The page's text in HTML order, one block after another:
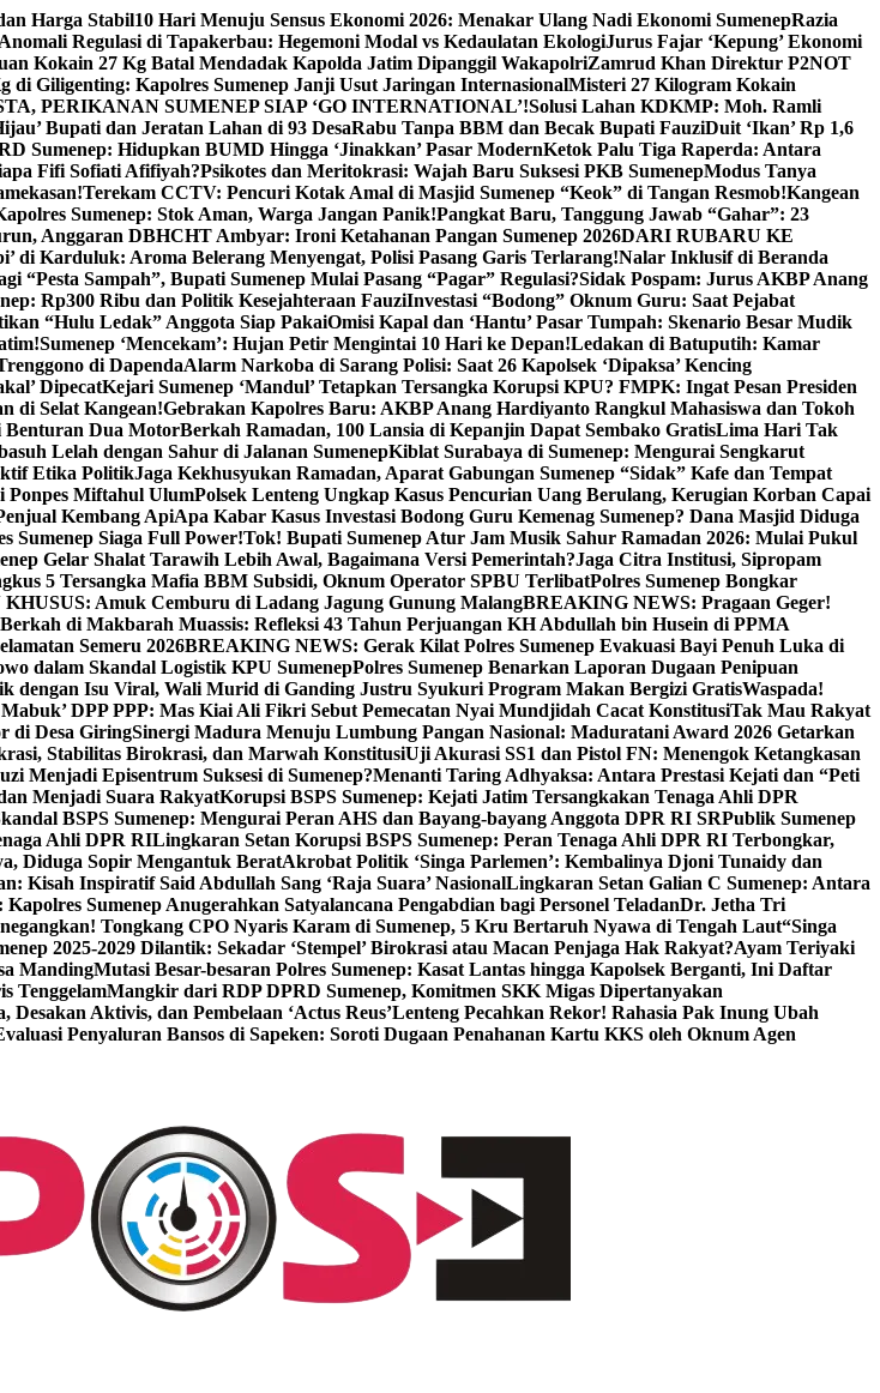
Harga Stabil10 Hari Menuju Sensus Ekonomi 2026: Menakar Ulang Nadi Ekonomi SumenepRazia
Anomali Regulasi di Tapakerbau: Hegemoni Modal vs Kedaulatan EkologiJurus Fajar ‘Kepung’ Ekonomi
Kokain 27 Kg Batal Mendadak Kapolda Jatim Dipanggil WakapolriZamrud Khan Direktur P2NOT
di Giligenting: Kapolres Sumenep Janji Usut Jaringan InternasionalMisteri 27 Kilogram Kokain
PERIKANAN SUMENEP SIAP ‘GO INTERNATIONAL’!Solusi Lahan KDKMP: Moh. Ramli
Bupati dan Jeratan Lahan di 93 DesaRabu Tanpa BBM dan Becak Bupati FauziDuit ‘Ikan’ Rp 1,6
Sumenep: Hidupkan BUMD Hingga ‘Jinakkan’ Pasar ModernKetok Palu Tiga Raperda: Antara
Fifi Sofiati Afifiyah?Psikotes dan Meritokrasi: Wajah Baru Suksesi PKB SumenepModus Tanya
Terekam CCTV: Pencuri Kotak Amal di Masjid Sumenep “Keok” di Tangan Resmob!Kangean
Sumenep: Stok Aman, Warga Jangan Panik!Pangkat Baru, Tanggung Jawab “Gahar”: 23
Anggaran DBHCHT Ambyar: Ironi Ketahanan Pangan Sumenep 2026DARI RUBARU KE
di Karduluk: Aroma Belerang Menyengat, Polisi Pasang Garis Terlarang!Nalar Inklusif di Beranda
“Pesta Sampah”, Bupati Sumenep Mulai Pasang “Pagar” Regulasi?Sidak Pospam: Jurus AKBP Anang
Rp300 Ribu dan Politik Kesejahteraan FauziInvestasi “Bodong” Oknum Guru: Saat Pejabat
“Hulu Ledak” Anggota Siap PakaiOmisi Kapal dan ‘Hantu’ Pasar Tumpah: Skenario Besar Mudik
Sumenep ‘Mencekam’: Hujan Petir Mengintai 10 Hari ke Depan!Ledakan di Batuputih: Kamar
di DapendaAlarm Narkoba di Sarang Polisi: Saat 26 Kapolsek ‘Dipaksa’ Kencing
DipecatKejari Sumenep ‘Mandul’ Tetapkan Tersangka Korupsi KPU? FMPK: Ingat Pesan Presiden
di Selat Kangean!Gebrakan Kapolres Baru: AKBP Anang Hardiyanto Rangkul Mahasiswa dan Tokoh
Benturan Dua MotorBerkah Ramadan, 100 Lansia di Kepanjin Dapat Sembako GratisLima Hari Tak
Lelah dengan Sahur di Jalanan SumenepKiblat Surabaya di Sumenep: Mengurai Sengkarut
Etika PolitikJaga Kekhusyukan Ramadan, Aparat Gabungan Sumenep “Sidak” Kafe dan Tempat
Ponpes Miftahul UlumPolsek Lenteng Ungkap Kasus Pencurian Uang Berulang, Kerugian Korban Capai
Kembang ApiApa Kabar Kasus Investasi Bodong Guru Kemenag Sumenep? Dana Masjid Diduga
Sumenep Siaga Full Power!Tok! Bupati Sumenep Atur Jam Musik Sahur Ramadan 2026: Mulai Pukul
Gelar Shalat Tarawih Lebih Awal, Bagaimana Versi Pemerintah?Jaga Citra Institusi, Sipropam
5 Tersangka Mafia BBM Subsidi, Oknum Operator SPBU TerlibatPolres Sumenep Bongkar
Amuk Cemburu di Ladang Jagung Gunung MalangBREAKING NEWS: Pragaan Geger!
di Makbarah Muassis: Refleksi 43 Tahun Perjuangan KH Abdullah bin Husein di PPMA
Semeru 2026BREAKING NEWS: Gerak Kilat Polres Sumenep Evakuasi Bayi Penuh Luka di
dalam Skandal Logistik KPU SumenepPolres Sumenep Benarkan Laporan Dugaan Penipuan
dengan Isu Viral, Wali Murid di Ganding Justru Syukuri Program Makan Bergizi GratisWaspada!
Mabuk’ DPP PPP: Mas Kiai Ali Fikri Sebut Pemecatan Nyai Mundjidah Cacat KonstitusiTak Mau Rakyat
di Desa GiringSinergi Madura Menuju Lumbung Pangan Nasional: Maduratani Award 2026 Getarkan
Stabilitas Birokrasi, dan Marwah KonstitusiUji Akurasi SS1 dan Pistol FN: Menengok Ketangkasan
Menjadi Episentrum Suksesi di Sumenep?Menanti Taring Adhyaksa: Antara Prestasi Kejati dan “Peti
Menjadi Suara RakyatKorupsi BSPS Sumenep: Kejati Jatim Tersangkakan Tenaga Ahli DPR
BSPS Sumenep: Mengurai Peran AHS dan Bayang-bayang Anggota DPR RI SRPublik Sumenep
Ahli DPR RILingkaran Setan Korupsi BSPS Sumenep: Peran Tenaga Ahli DPR RI Terbongkar,
Diduga Sopir Mengantuk BeratAkrobat Politik ‘Singa Parlemen’: Kembalinya Djoni Tunaidy dan
Kisah Inspiratif Said Abdullah Sang ‘Raja Suara’ NasionalLingkaran Setan Galian C Sumenep: Antara
Sumenep Anugerahkan Satyalancana Pengabdian bagi Personel TeladanDr. Jetha Tri
Tongkang CPO Nyaris Karam di Sumenep, 5 Kru Bertaruh Nyawa di Tengah Laut“Singa
2025-2029 Dilantik: Sekadar ‘Stempel’ Birokrasi atau Macan Penjaga Hak Rakyat?Ayam Teriyaki
MandingMutasi Besar-besaran Polres Sumenep: Kasat Lantas hingga Kapolsek Berganti, Ini Daftar
TenggelamMangkir dari RDP DPRD Sumenep, Komitmen SKK Migas Dipertanyakan
Aktivis, dan Pembelaan ‘Actus Reus’Lenteng Pecahkan Rekor! Rahasia Pak Inung Ubah
Penyaluran Bansos di Sapeken: Soroti Dugaan Penahanan Kartu KKS oleh Oknum Agen